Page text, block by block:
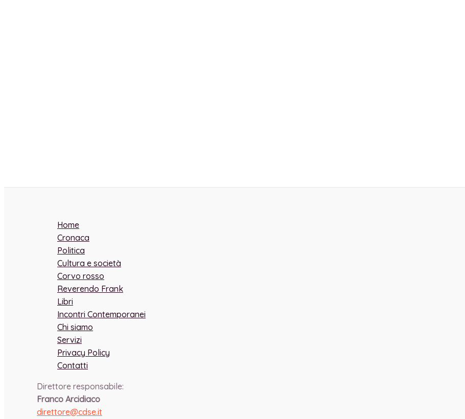
Home
Cronaca
Politica
Cultura e società
Corvo rosso
Reverendo Frank
Libri
Incontri Contemporanei
Chi siamo
Servizi
Privacy Policy
Contatti
Direttore responsabile:
Franco Arcidiaco
direttore@cdse.it